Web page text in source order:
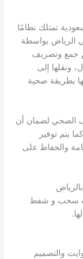
تمتلك نظامًا
الرياض بواسطة
جمع وتصريف
ونقلها إلى
بطريقة صحية
الصحي لضمان أن
يتم توفير
والحفاظ على
سحب و شفط
والتصميم